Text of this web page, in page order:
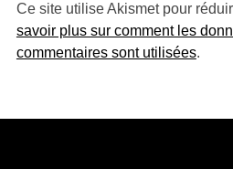
Ce site utilise Akismet pour
savoir plus sur comment les
commentaires sont utilisées.